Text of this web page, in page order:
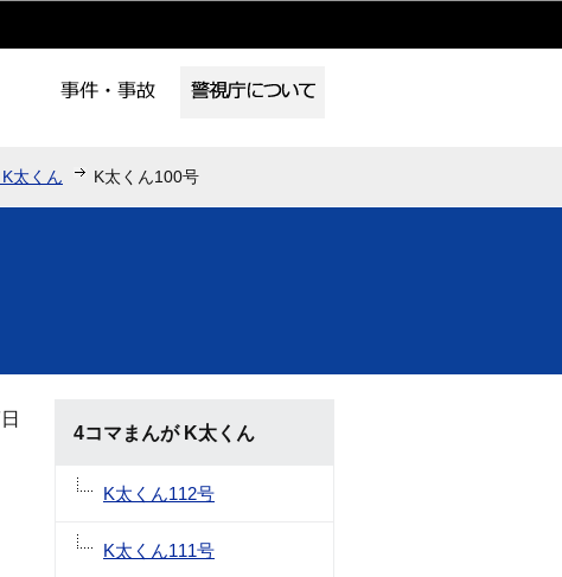
太くん K太くん100号
4コマまんが K太くん
K太くん112号
K太くん111号